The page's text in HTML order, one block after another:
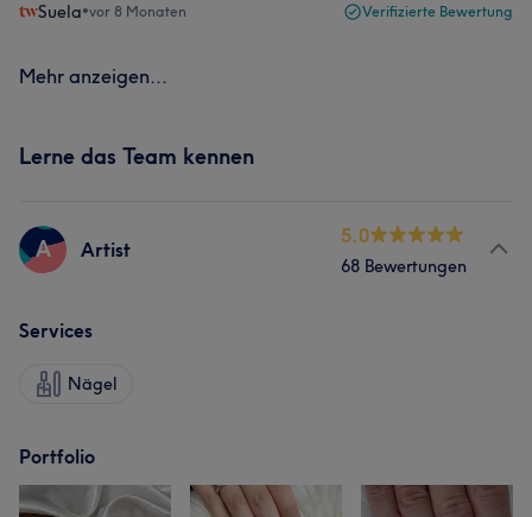
Suela•vor 8 Monaten Verifizierte Bewertung
Mehr anzeigen...
Lerne das Team kennen
A Artist
5.0
68 Bewertungen
Services
Nägel
Portfolio